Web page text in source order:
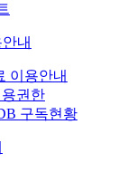
내
이용안내
권한
구독현황